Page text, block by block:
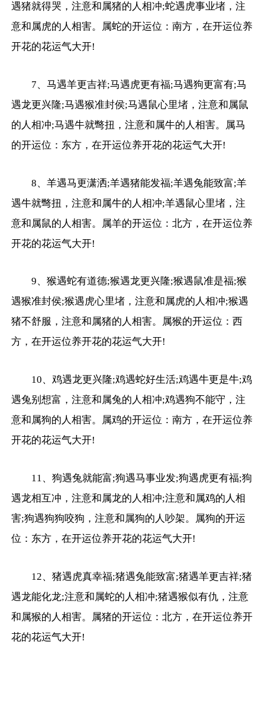
遇猪就得哭，注意和属猪的人相冲;蛇遇虎事业堵，注
意和属虎的人相害。属蛇的开运位：南方，在开运位养
开花的花运气大开!
7、马遇羊更吉祥;马遇虎更有福;马遇狗更富有;马
遇龙更兴隆;马遇猴准封侯;马遇鼠心里堵，注意和属鼠
的人相冲;马遇牛就彆扭，注意和属牛的人相害。属马
的开运位：东方，在开运位养开花的花运气大开!
8、羊遇马更潇洒;羊遇猪能发福;羊遇兔能致富;羊
遇牛就彆扭，注意和属牛的人相冲;羊遇鼠心里堵，注
意和属鼠的人相害。属羊的开运位：北方，在开运位养
开花的花运气大开!
9、猴遇蛇有道德;猴遇龙更兴隆;猴遇鼠准是福;猴
遇猴准封侯;猴遇虎心里堵，注意和属虎的人相冲;猴遇
猪不舒服，注意和属猪的人相害。属猴的开运位：西
方，在开运位养开花的花运气大开!
10、鸡遇龙更兴隆;鸡遇蛇好生活;鸡遇牛更是牛;鸡
遇兔别想富，注意和属兔的人相冲;鸡遇狗不能守，注
意和属狗的人相害。属鸡的开运位：南方，在开运位养
开花的花运气大开!
11、狗遇兔就能富;狗遇马事业发;狗遇虎更有福;狗
遇龙相互冲，注意和属龙的人相冲;注意和属鸡的人相
害;狗遇狗狗咬狗，注意和属狗的人吵架。属狗的开运
位：东方，在开运位养开花的花运气大开!
12、猪遇虎真幸福;猪遇兔能致富;猪遇羊更吉祥;猪
遇龙能化龙;注意和属蛇的人相冲;猪遇猴似有仇，注意
和属猴的人相害。属猪的开运位：北方，在开运位养开
花的花运气大开!